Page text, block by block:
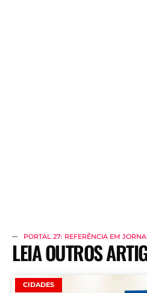
PORTAL 27: REFERÊNCIA EM
LEIA OUTROS
CIDADES